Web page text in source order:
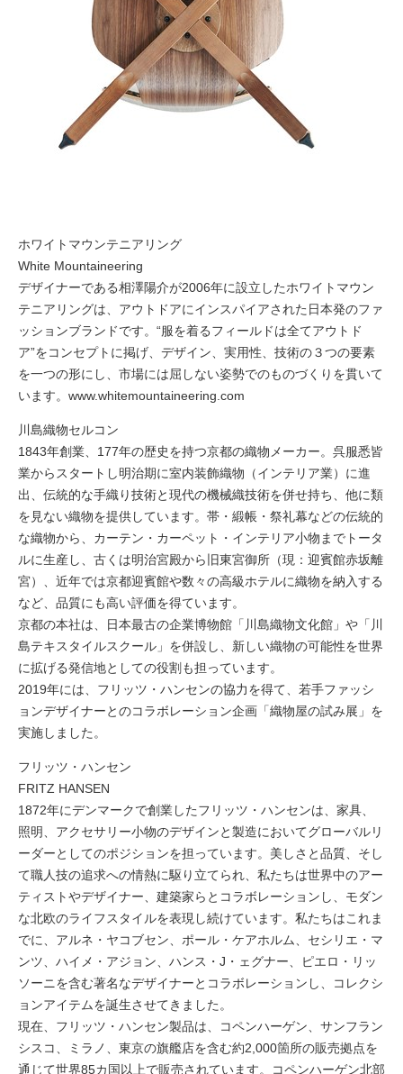
ホワイトマウンテニアリング
White Mountaineering
デザイナーである相澤陽介が2006年に設立したホワイトマウン
テニアリングは、アウトドアにインスパイアされた日本発のファ
ッションブランドです。“服を着るフィールドは全てアウトド
ア”をコンセプトに掲げ、デザイン、実用性、技術の３つの要素
を一つの形にし、市場には屈しない姿勢でのものづくりを貫いて
います。 www.whitemountaineering.com
川島織物セルコン
1843年創業、177年の歴史を持つ京都の織物メーカー。呉服悉皆
業からスタートし明治期に室内装飾織物（インテリア業）に進
出、伝統的な手織り技術と現代の機械織技術を併せ持ち、他に類
を見ない織物を提供しています。帯・緞帳・祭礼幕などの伝統的
な織物から、カーテン・カーペット・インテリア小物までトータ
ルに生産し、古くは明治宮殿から旧東宮御所（現：迎賓館赤坂離
宮）、近年では京都迎賓館や数々の高級ホテルに織物を納入する
など、品質にも高い評価を得ています。
京都の本社は、日本最古の企業博物館「川島織物文化館」や「川
島テキスタイルスクール」を併設し、新しい織物の可能性を世界
に拡げる発信地としての役割も担っています。
2019年には、フリッツ・ハンセンの協力を得て、若手ファッシ
ョンデザイナーとのコラボレーション企画「織物屋の試み展」を
実施しました。
フリッツ・ハンセン
FRITZ HANSEN
1872年にデンマークで創業したフリッツ・ハンセンは、家具、
照明、アクセサリー小物のデザインと製造においてグローバルリ
ーダーとしてのポジションを担っています。美しさと品質、そし
て職人技の追求への情熱に駆り立てられ、私たちは世界中のアー
ティストやデザイナー、建築家らとコラボレーションし、モダン
な北欧のライフスタイルを表現し続けています。私たちはこれま
でに、アルネ・ヤコブセン、ポール・ケアホルム、セシリエ・マ
ンツ、ハイメ・アジョン、ハンス・J・ェグナー、ピエロ・リッ
ソーニを含む著名なデザイナーとコラボレーションし、コレクシ
ョンアイテムを誕生させてきました。
現在、フリッツ・ハンセン製品は、コペンハーゲン、サンフラン
シスコ、ミラノ、東京の旗艦店を含む約2,000箇所の販売拠点を
通じて世界85カ国以上で販売されています。コペンハーゲン北部